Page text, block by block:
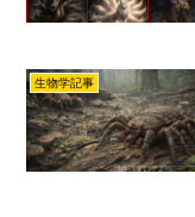
生物学記事